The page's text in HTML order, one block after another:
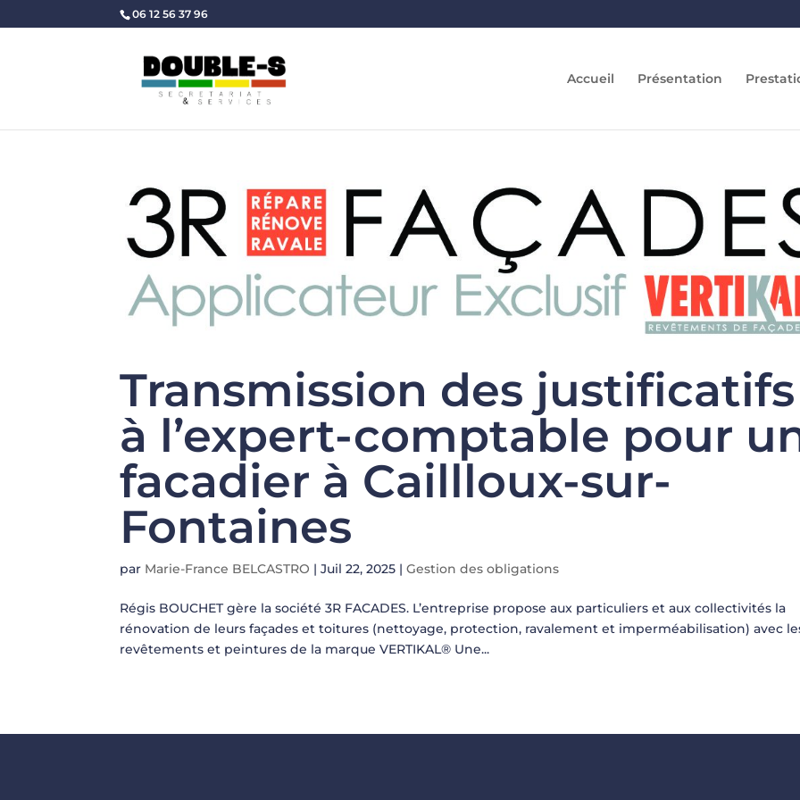
06 12 56 37 96
Accueil Présentation
Transmission des justificatifs
à l’expert-comptable pour
facadier à Caillloux-sur-
Fontaines
par Marie-France BELCASTRO |Juil 22, 2025 |Gestion des obligations
Régis BOUCHET gère la société 3R FACADES. L’entreprise propose aux particuliers et aux collectivités la
rénovation de leurs façades et toitures (nettoyage, protection, ravalement et imperméabilisation) avec
revêtements et peintures de la marque VERTIKAL® Une...